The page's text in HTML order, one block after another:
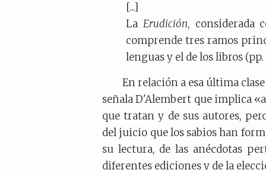
[...]
La Erudición, considerada
comprende tres ramos
lenguas y el de los libros (pp.
En relación a esa última
señala D'Alembert que implica
que tratan y de sus autores,
del juicio que los sabios han
su lectura, de las anécdotas
diferentes ediciones y de la